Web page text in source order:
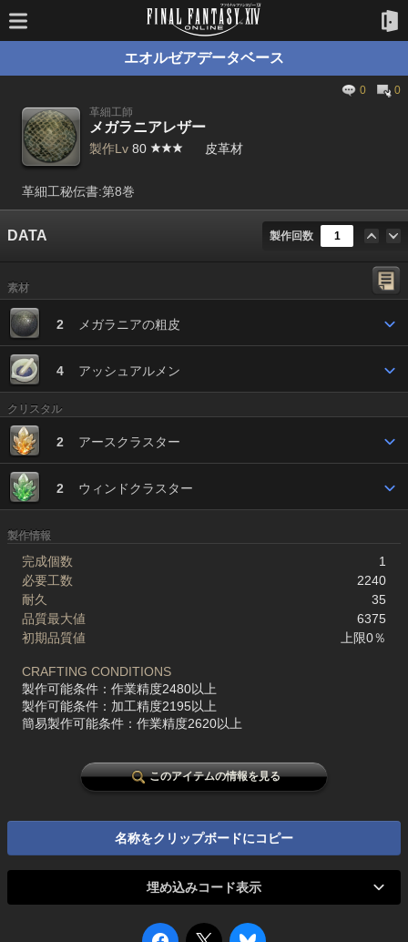
エオルゼアデータベース
0
0
革細工師
メガラニアレザー
製作Lv 80 皮革材
革細工秘伝書:第8巻
DATA 製作回数
素材
2 メガラニアの粗皮
4 アッシュアルメン
クリスタル
2 アースクラスター
2 ウィンドクラスター
製作情報
完成個数
1
必要工数
2240
耐久
35
品質最大値
6375
初期品質値
上限0％
CRAFTING CONDITIONS
製作可能条件：作業精度2480以上
製作可能条件：加工精度2195以上
簡易製作可能条件：作業精度2620以上
このアイテムの情報を見る
名称をクリップボードにコピー
埋め込みコード表示